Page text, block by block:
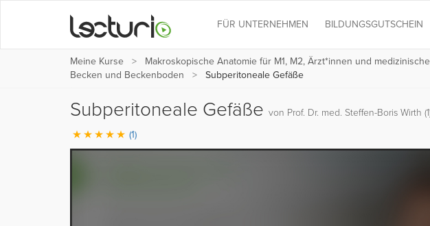
FÜR UNTERNEHMEN BILDUNGSGUTSCHEIN
Meine Kurse Makroskopische Anatomie für M1, M2, Ärzt*innen und
Becken und Beckenboden
Subperitoneale Gefäße
Subperitoneale Gefäße von Prof. Dr. med. Steffen-Boris Wirth
(1)